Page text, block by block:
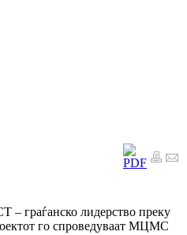
– граѓанско лидерство преку
го спроведуваат МЦМС